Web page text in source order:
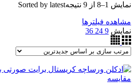
نمایش 1–8 از 9 نتیجه Sorted by latest
مشاهده فیلترها
نمایش 9
24
36
مقایسه